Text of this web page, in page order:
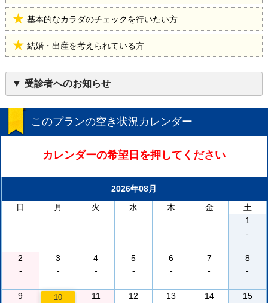
基本的なカラダのチェックを行いたい方
結婚・出産を考えられている方
受診者へのお知らせ
このプランの空き状況カレンダー
カレンダーの希望日を押してください
2026年08月
日
月 火 水 木 金
土
1
-
2
-
3
-
4
-
5
-
6
-
7
-
8
-
9
10
11
12
13
14
15